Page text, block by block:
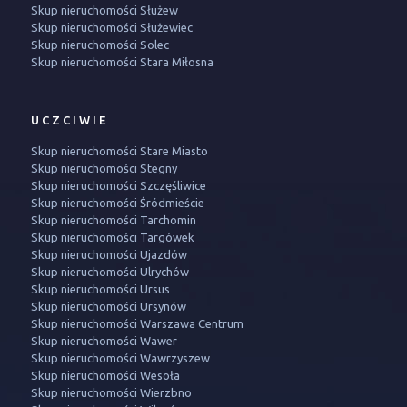
Skup nieruchomości Służew
Skup nieruchomości Służewiec
Skup nieruchomości Solec
Skup nieruchomości Stara Miłosna
UCZCIWIE
Skup nieruchomości Stare Miasto
Skup nieruchomości Stegny
Skup nieruchomości Szczęśliwice
Skup nieruchomości Śródmieście
Skup nieruchomości Tarchomin
Skup nieruchomości Targówek
Skup nieruchomości Ujazdów
Skup nieruchomości Ulrychów
Skup nieruchomości Ursus
Skup nieruchomości Ursynów
Skup nieruchomości Warszawa Centrum
Skup nieruchomości Wawer
Skup nieruchomości Wawrzyszew
Skup nieruchomości Wesoła
Skup nieruchomości Wierzbno